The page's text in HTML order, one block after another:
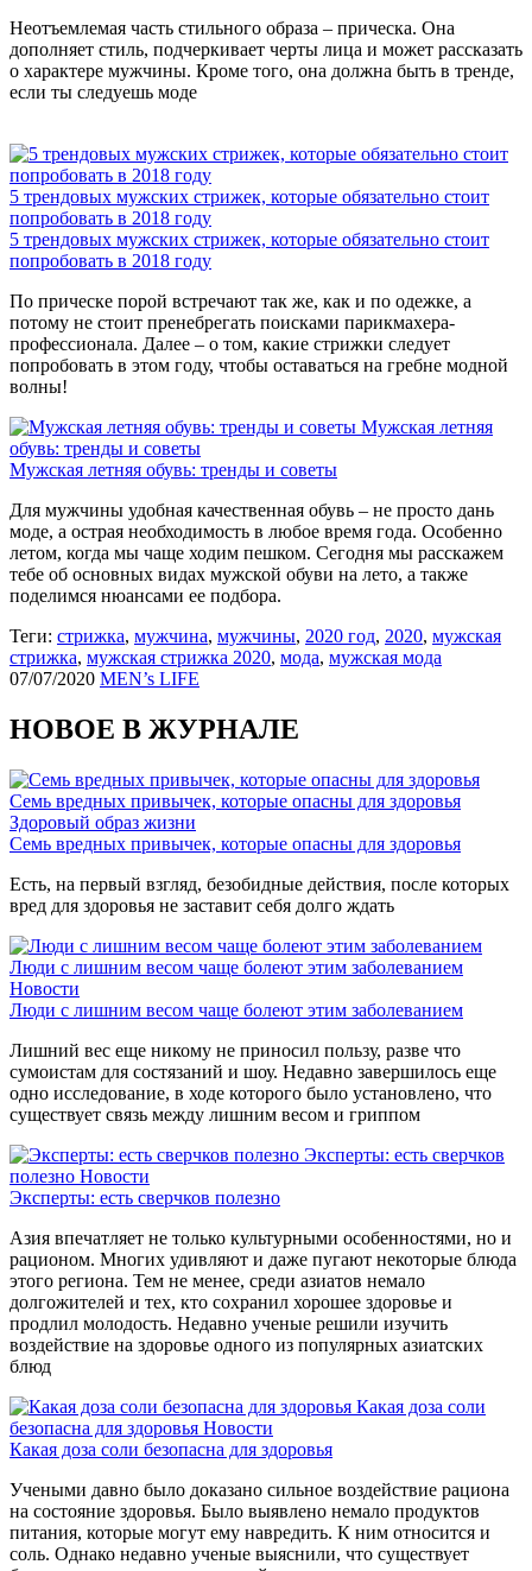
Неотъемлемая часть стильного образа – прическа. Она
дополняет стиль, подчеркивает черты лица и может рассказать
о характере мужчины. Кроме того, она должна быть в тренде,
если ты следуешь моде
5 трендовых мужских стрижек, которые обязательно стоит
попробовать в 2018 году
5 трендовых мужских стрижек, которые обязательно стоит
попробовать в 2018 году
По прическе порой встречают так же, как и по одежке, а
потому не стоит пренебрегать поисками парикмахера-
профессионала. Далее – о том, какие стрижки следует
попробовать в этом году, чтобы оставаться на гребне модной
волны!
Мужская летняя
обувь: тренды и советы
Мужская летняя обувь: тренды и советы
Для мужчины удобная качественная обувь – не просто дань
моде, а острая необходимость в любое время года. Особенно
летом, когда мы чаще ходим пешком. Сегодня мы расскажем
тебе об основных видах мужской обуви на лето, а также
поделимся нюансами ее подбора.
Теги: стрижка, мужчина, мужчины, 2020 год, 2020, мужская
стрижка, мужская стрижка 2020, мода, мужская мода
07/07/2020 MEN’s LIFE
НОВОЕ В ЖУРНАЛЕ
Семь вредных привычек, которые опасны для здоровья
Здоровый образ жизни
Семь вредных привычек, которые опасны для здоровья
Есть, на первый взгляд, безобидные действия, после которых
вред для здоровья не заставит себя долго ждать
Люди с лишним весом чаще болеют этим заболеванием
Новости
Люди с лишним весом чаще болеют этим заболеванием
Лишний вес еще никому не приносил пользу, разве что
сумоистам для состязаний и шоу. Недавно завершилось еще
одно исследование, в ходе которого было установлено, что
существует связь между лишним весом и гриппом
Эксперты: есть сверчков
полезно Новости
Эксперты: есть сверчков полезно
Азия впечатляет не только культурными особенностями, но и
рационом. Многих удивляют и даже пугают некоторые блюда
этого региона. Тем не менее, среди азиатов немало
долгожителей и тех, кто сохранил хорошее здоровье и
продлил молодость. Недавно ученые решили изучить
воздействие на здоровье одного из популярных азиатских
блюд
Какая доза соли
безопасна для здоровья Новости
Какая доза соли безопасна для здоровья
Учеными давно было доказано сильное воздействие рациона
на состояние здоровья. Было выявлено немало продуктов
питания, которые могут ему навредить. К ним относится и
соль. Однако недавно ученые выяснили, что существует